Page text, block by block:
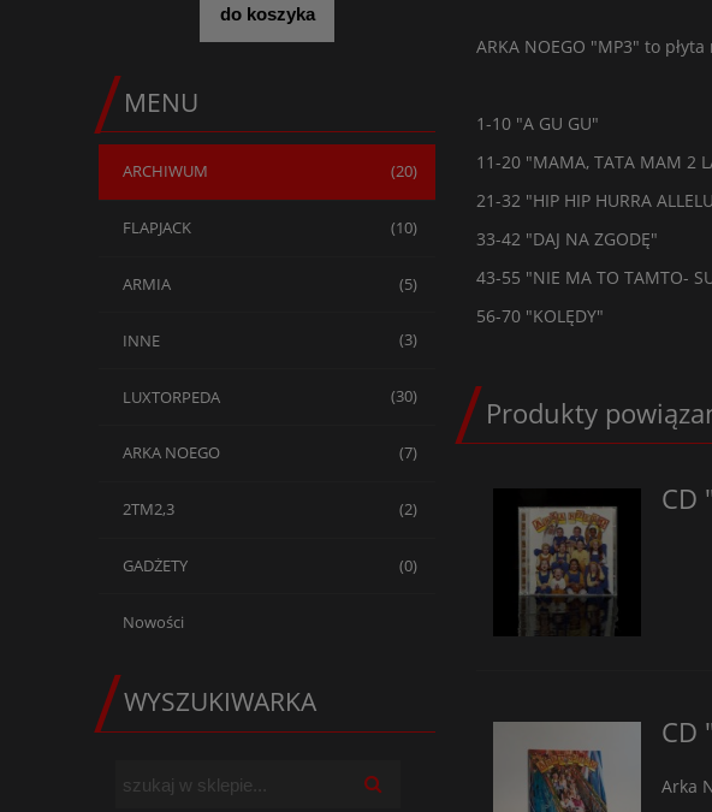
do koszyka
MENU
ARCHIWUM (20)
FLAPJACK (10)
ARMIA (5)
INNE (3)
LUXTORPEDA (30)
ARKA NOEGO (7)
2TM2,3 (2)
GADŻETY (0)
Nowości
WYSZUKIWARKA
ARKA NOEGO "MP3" to
1-10 "A GU GU"
11-20 "MAMA, TATA MAM 2
21-32 "HIP HIP HURRA
33-42 "DAJ NA ZGODĘ"
43-55 "NIE MA TO TAMTO-
56-70 "KOLĘDY"
Produkty
CD
CD
Arka